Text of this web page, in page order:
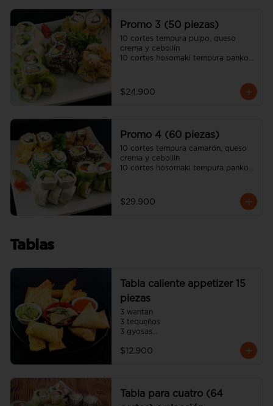
Promo 3 (50 piezas)
10 cortes tempura pulpo, queso
crema y cebollín
10 cortes hosomaki tempura panko
tempura, queso crema y cebollín
10 cortes california sésamo salmón,
(incluye tres salsa soya y dos salsa
unagui, 3 palitos)
$24.900
Promo 4 (60 piezas)
10 cortes tempura camarón, queso
crema y cebollín
10 cortes hosomaki tempura panko
crema y ciboulette
10 cortes california sésamo salmón,
$29.900
Tablas
Tabla caliente appetizer 15
piezas
3 wantan
3 tequeños
3 gyosas
3 camarón panko
$12.900
Tabla para cuatro (64